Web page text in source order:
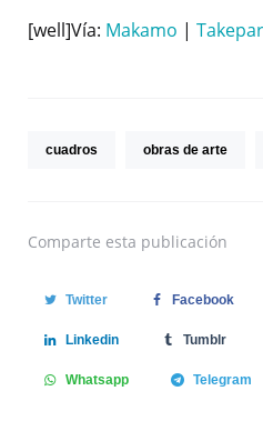
[well]Vía: Makamo |
cuadros obras de arte
Comparte esta publicación
Twitter Facebook
Linkedin Tumblr
Whatsapp Telegram